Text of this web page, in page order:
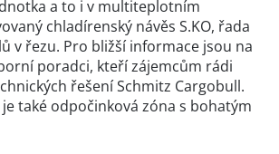
a to i v multiteplotním
chladírenský návěs S.KO, řada
v řezu. Pro bližší informace jsou na
poradci, kteří zájemcům rádi
řešení Schmitz Cargobull.
také odpočinková zóna s bohatým